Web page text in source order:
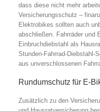
dass diese nicht mehr
Versicherungsschutz –
Elektrobikes sollten auch
abschließen. Fahrräder und
Einbruchdiebstahl als
Stunden-Fahrrad-Diebstahl-
aus unverschlossenen
Rundumschutz für E-
Zusätzlich zu den